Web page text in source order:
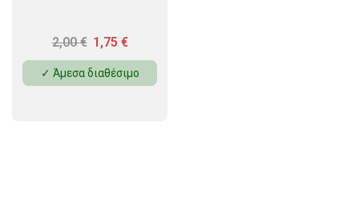
2,00€ 1,75 €
✓ Άμεσα διαθέσιμο